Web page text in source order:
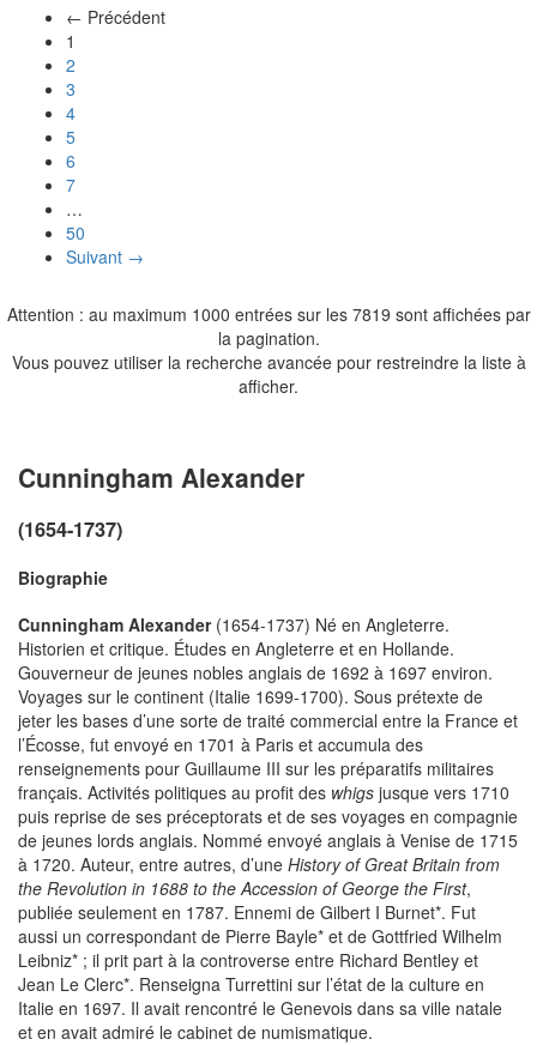
← Précédent
1
2
3
4
5
6
7
…
50
Suivant →
Attention : au maximum 1000 entrées sur les 7819 sont affichées par
la pagination.
Vous pouvez utiliser la recherche avancée pour restreindre la liste à
afficher.
Cunningham Alexander
(1654-1737)
Biographie
Cunningham Alexander(1654-1737) Né en Angleterre.
Historien et critique. Études en Angleterre et en Hollande.
Gouverneur de jeunes nobles anglais de 1692 à 1697 environ.
Voyages sur le continent (Italie 1699-1700). Sous prétexte de
jeter les bases d’une sorte de traité commercial entre la France et
l’Écosse, fut envoyé en 1701 à Paris et accumula des
renseignements pour Guillaume III sur les préparatifs militaires
français. Activités politiques au profit des whigs jusque vers 1710
puis reprise de ses préceptorats et de ses voyages en compagnie
de jeunes lords anglais. Nommé envoyé anglais à Venise de 1715
à 1720. Auteur, entre autres, d’une History of Great Britain from
the Revolution in 1688 to the Accession of George the First,
publiée seulement en 1787. Ennemi de Gilbert I Burnet*. Fut
aussi un correspondant de Pierre Bayle* et de Gottfried Wilhelm
Leibniz* ; il prit part à la controverse entre Richard Bentley et
Jean Le Clerc*. Renseigna Turrettini sur l’état de la culture en
Italie en 1697. Il avait rencontré le Genevois dans sa ville natale
et en avait admiré le cabinet de numismatique.